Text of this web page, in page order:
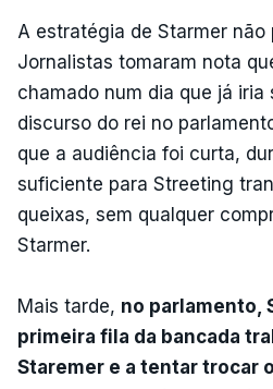
A estratégia de Starmer não
Jornalistas tomaram nota
chamado num dia que já iria
discurso do rei no
que a audiência foi curta,
suficiente para Streeting
queixas, sem qualquer
Starmer.
Mais tarde, no parlamento,
primeira fila da bancada
Staremer e a tentar trocar